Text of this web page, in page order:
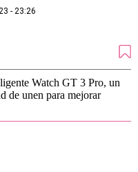
- 23:26
Watch GT 3 Pro, un
de unen para mejorar